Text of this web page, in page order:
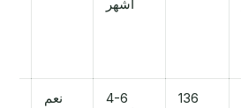
أشهر
136
4-6
نعم